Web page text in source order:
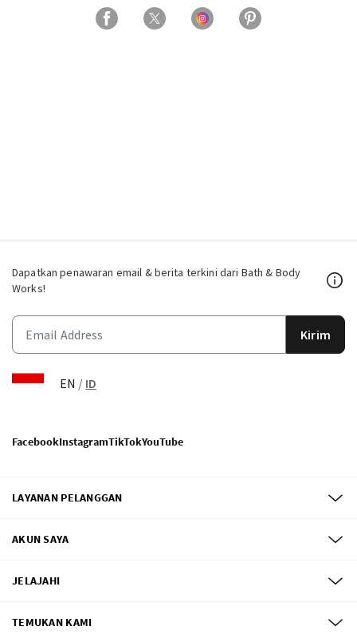
Dapatkan penawaran email & berita terkini dari Bath & Body
Works!
Kirim
EN / ID
FacebookInstagramTikTokYouTube
LAYANAN PELANGGAN
AKUN SAYA
JELAJAHI
TEMUKAN KAMI